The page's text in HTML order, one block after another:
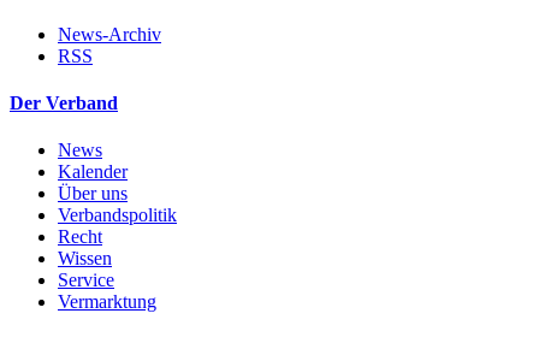
News-Archiv
RSS
Der Verband
News
Kalender
Über uns
Verbandspolitik
Recht
Wissen
Service
Vermarktung